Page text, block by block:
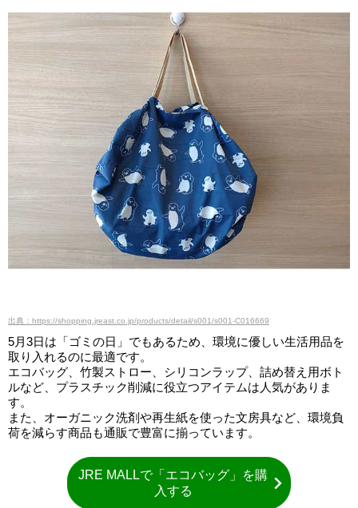
出典：https://shopping.jreast.co.jp/products/detail/s001/s001-C016669
5月3日は「ゴミの日」でもあるため、環境に優しい生活用品を
取り入れるのに最適です。
エコバッグ、竹製ストロー、シリコンラップ、詰め替え用ボト
ルなど、プラスチック削減に役立つアイテムは人気がありま
す。
また、オーガニック洗剤や再生紙を使った文房具など、環境負
荷を減らす商品も通販で豊富に揃っています。
JRE MALLで「エコバッグ」を購
入する